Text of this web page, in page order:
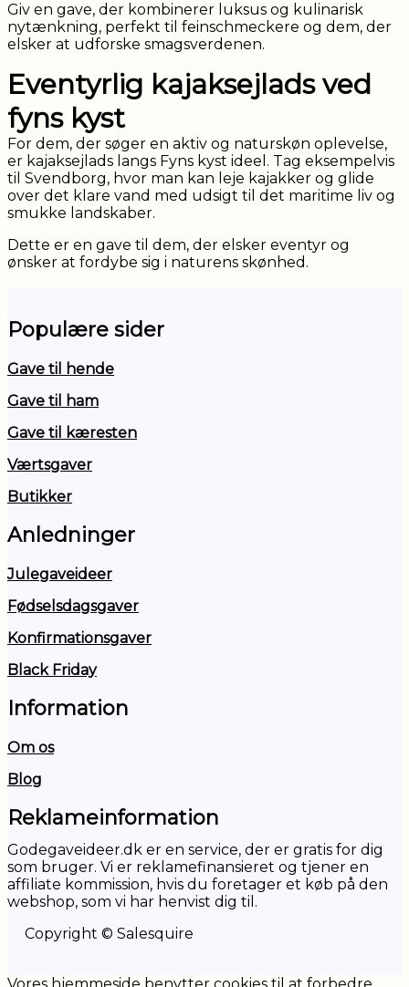
Giv en gave, der kombinerer luksus og kulinarisk
nytænkning, perfekt til feinschmeckere og dem, der
elsker at udforske smagsverdenen.
Eventyrlig kajaksejlads ved
fyns kyst
For dem, der søger en aktiv og naturskøn oplevelse,
er kajaksejlads langs Fyns kyst ideel. Tag eksempelvis
til Svendborg, hvor man kan leje kajakker og glide
over det klare vand med udsigt til det maritime liv og
smukke landskaber.
Dette er en gave til dem, der elsker eventyr og
ønsker at fordybe sig i naturens skønhed.
Populære sider
Gave til hende
Gave til ham
Gave til kæresten
Værtsgaver
Butikker
Anledninger
Julegaveideer
Fødselsdagsgaver
Konfirmationsgaver
Black Friday
Information
Om os
Blog
Reklameinformation
Godegaveideer.dk er en service, der er gratis for dig
som bruger. Vi er reklamefinansieret og tjener en
affiliate kommission, hvis du foretager et køb på den
webshop, som vi har henvist dig til.
Copyright © Salesquire